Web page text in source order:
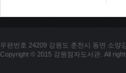
우편번호 24209 강원도 춘천시 동면 소양
Copyright © 2015 강원점자도서관. All